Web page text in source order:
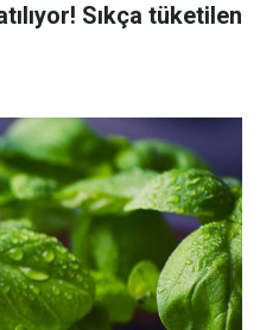
Sıkça tüketilen